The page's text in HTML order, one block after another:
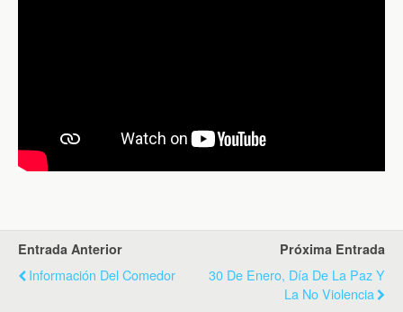
Entrada Anterior
Información Del Comedor
Próxima Entrada
30 De Enero, Día De La Paz Y
La No Violencia